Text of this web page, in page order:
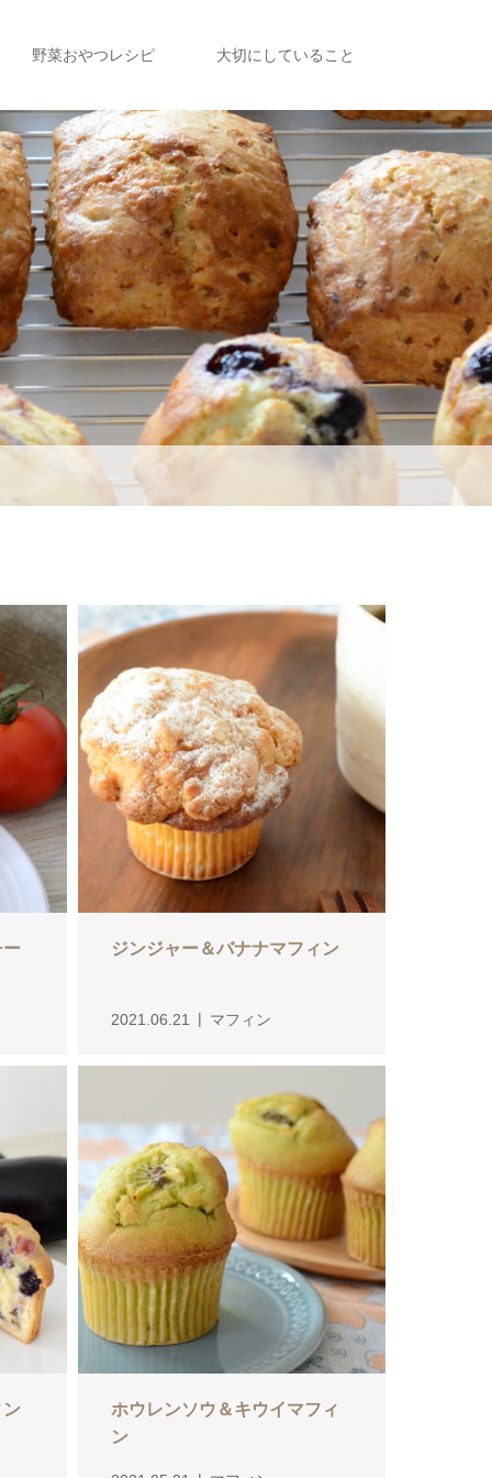
野菜おやつレシピ 大切にしていること
ー
ジンジャー＆バナナマフィン
2021.06.21 マフィン
ホウレンソウ＆キウイマフィ
ン